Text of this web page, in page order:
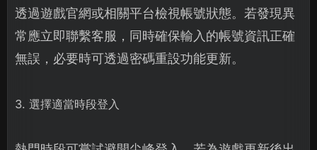
透過遊戲官網或相關平台檢視帳號狀態。若發現異
常應立即聯繫客服，同時確保輸入的帳號資訊正確
無誤，必要時可透過密碼重設功能更新。
3. 選擇適當時段登入